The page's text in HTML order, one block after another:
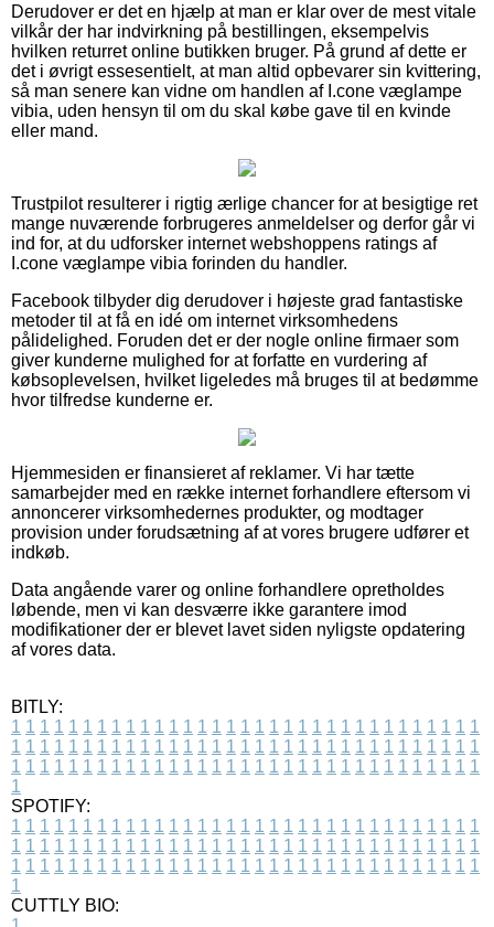
Derudover er det en hjælp at man er klar over de mest vitale
vilkår der har indvirkning på bestillingen, eksempelvis
hvilken returret online butikken bruger. På grund af dette er
det i øvrigt essesentielt, at man altid opbevarer sin kvittering,
så man senere kan vidne om handlen af I.cone væglampe
vibia, uden hensyn til om du skal købe gave til en kvinde
eller mand.
Trustpilot resulterer i rigtig ærlige chancer for at besigtige ret
mange nuværende forbrugeres anmeldelser og derfor går vi
ind for, at du udforsker internet webshoppens ratings af
I.cone væglampe vibia forinden du handler.
Facebook tilbyder dig derudover i højeste grad fantastiske
metoder til at få en idé om internet virksomhedens
pålidelighed. Foruden det er der nogle online firmaer som
giver kunderne mulighed for at forfatte en vurdering af
købsoplevelsen, hvilket ligeledes må bruges til at bedømme
hvor tilfredse kunderne er.
Hjemmesiden er finansieret af reklamer. Vi har tætte
samarbejder med en række internet forhandlere eftersom vi
annoncerer virksomhedernes produkter, og modtager
provision under forudsætning af at vores brugere udfører et
indkøb.
Data angående varer og online forhandlere opretholdes
løbende, men vi kan desværre ikke garantere imod
modifikationer der er blevet lavet siden nyligste opdatering
af vores data.
BITLY:
1 1 1 1 1 1 1 1 1 1 1 1 1 1 1 1 1 1 1 1 1 1 1 1 1 1 1 1 1 1 1 1 1
1 1 1 1 1 1 1 1 1 1 1 1 1 1 1 1 1 1 1 1 1 1 1 1 1 1 1 1 1 1 1 1 1
1 1 1 1 1 1 1 1 1 1 1 1 1 1 1 1 1 1 1 1 1 1 1 1 1 1 1 1 1 1 1 1 1
1
SPOTIFY:
1 1 1 1 1 1 1 1 1 1 1 1 1 1 1 1 1 1 1 1 1 1 1 1 1 1 1 1 1 1 1 1 1
1 1 1 1 1 1 1 1 1 1 1 1 1 1 1 1 1 1 1 1 1 1 1 1 1 1 1 1 1 1 1 1 1
1 1 1 1 1 1 1 1 1 1 1 1 1 1 1 1 1 1 1 1 1 1 1 1 1 1 1 1 1 1 1 1 1
1
CUTTLY BIO: